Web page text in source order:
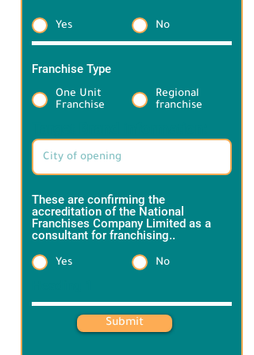
أهدافنا وطموحنا للوصول بالمطبخ
السعودي الحجازي للعالمية .
وتم فتح فرصة الامتياز التجاري لمشاركتنا
Yes No
Franchise Type
One Unit
Franchise
Regional
franchise
These are confirming the
accreditation of the National
Franchises Company Limited as a
consultant for franchising..
Yes No
Submit